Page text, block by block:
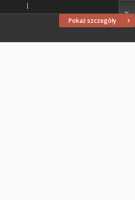
Pokaż szczegóły